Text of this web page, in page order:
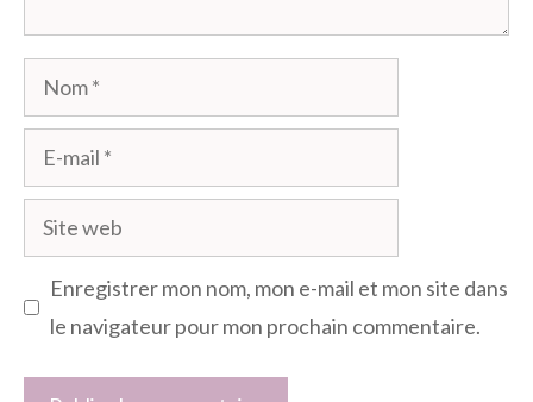
Nom
mail
Site
web
Enregistrer mon nom, mon e-mail et mon site dans
le navigateur pour mon prochain commentaire.